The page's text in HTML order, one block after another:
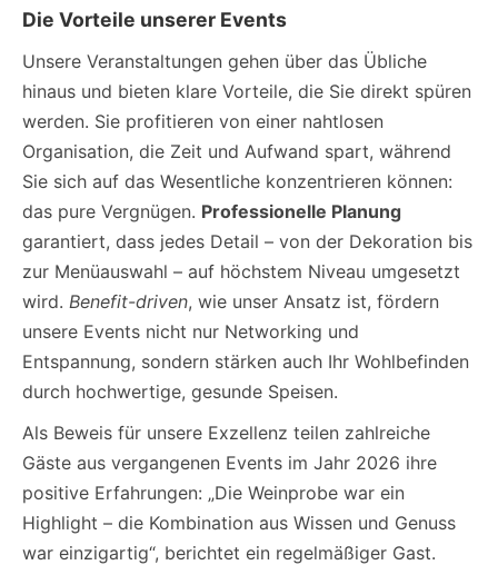
Die Vorteile unserer Events
Unsere Veranstaltungen gehen über das Übliche
hinaus und bieten klare Vorteile, die Sie direkt spüren
werden. Sie profitieren von einer nahtlosen
Organisation, die Zeit und Aufwand spart, während
Sie sich auf das Wesentliche konzentrieren können:
das pure Vergnügen. Professionelle Planung
garantiert, dass jedes Detail – von der Dekoration bis
zur Menüauswahl – auf höchstem Niveau umgesetzt
wird. Benefit-driven, wie unser Ansatz ist, fördern
unsere Events nicht nur Networking und
Entspannung, sondern stärken auch Ihr Wohlbefinden
durch hochwertige, gesunde Speisen.
Als Beweis für unsere Exzellenz teilen zahlreiche
Gäste aus vergangenen Events im Jahr 2026 ihre
positive Erfahrungen: „Die Weinprobe war ein
Highlight – die Kombination aus Wissen und Genuss
war einzigartig“, berichtet ein regelmäßiger Gast.